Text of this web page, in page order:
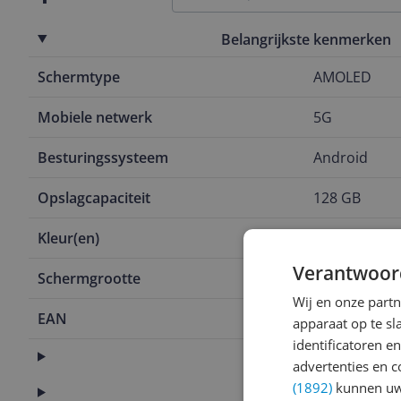
Belangrijkste kenmerken
Schermtype
AMOLED
Mobiele netwerk 5G
Besturingssysteem Android
Opslagcapaciteit 128 GB
Kleur(en)
Schermgrootte 7 inch
EAN
Aansluitingen
Algemeen
Wij en onze
apparaat op te
identificatoren
advertenties en
(1892) kunnen